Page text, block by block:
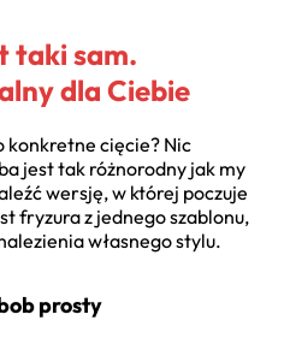
taki sam.
dla Ciebie
konkretne cięcie? Nic
jest tak różnorodny jak my
wersję, w której poczuje
fryzura z jednego szablonu,
własnego stylu.
prosty